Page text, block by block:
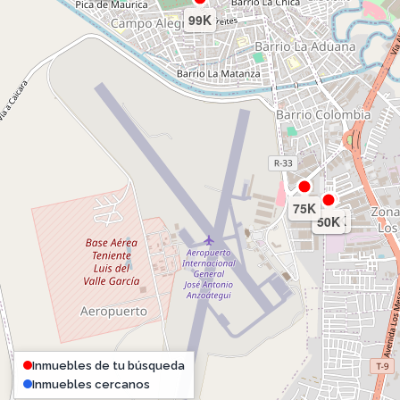
107K
50K
99K
75K
Inmuebles de tu búsqueda
Inmuebles cercanos